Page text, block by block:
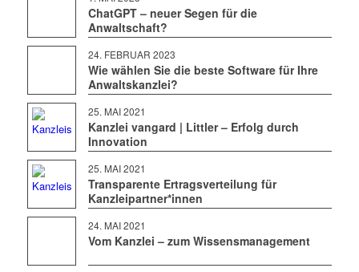
ChatGPT – neuer Segen für die
Anwaltschaft?
24. FEBRUAR 2023
Wie wählen Sie die beste Software für Ihre
Anwaltskanzlei?
25. MAI 2021
Kanzlei vangard | Littler – Erfolg durch
Innovation
25. MAI 2021
Transparente Ertragsverteilung für
Kanzleipartner*innen
24. MAI 2021
Vom Kanzlei – zum Wissensmanagement